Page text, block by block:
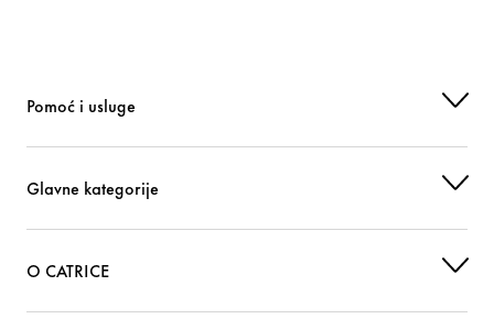
Pomoć i usluge
Glavne kategorije
O CATRICE